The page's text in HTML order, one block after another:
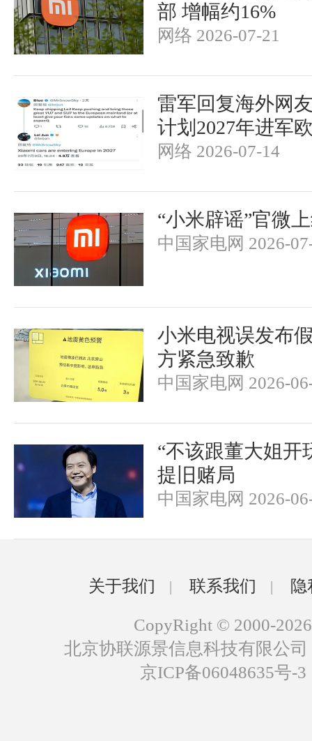
部 增幅约16%
网络 2026-07-21
雷军回复海外网
计划2027年进军
网络 2026-07-14
“小米辟谣”官微
中国家电网 2026-
小米电视误发布
方紧急致歉
中国家电网 2026-
“不该跟董大姐开
提旧赌局
中国家电网 2026-
关于我们 | 联系我们 |
CopyRight © 2000-2026
北京协联源景信息科技有限公
京ICP备06048635号-3